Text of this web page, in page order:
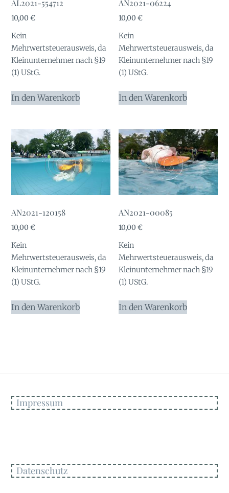
AL2021-554712
10,00€
Kein
Mehrwertsteuerausweis, da
Kleinunternehmer nach §19
(1) UStG.
In den Warenkorb
AN2021-06224
10,00€
Kein
Mehrwertsteuerausweis, da
Kleinunternehmer nach §19
(1) UStG.
In den Warenkorb
AN2021-120158
10,00€
Kein
Mehrwertsteuerausweis, da
Kleinunternehmer nach §19
(1) UStG.
In den Warenkorb
AN2021-00085
10,00€
Kein
Mehrwertsteuerausweis, da
Kleinunternehmer nach §19
(1) UStG.
In den Warenkorb
Impressum
Datenschutz